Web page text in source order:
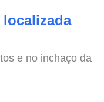
e no inchaço da